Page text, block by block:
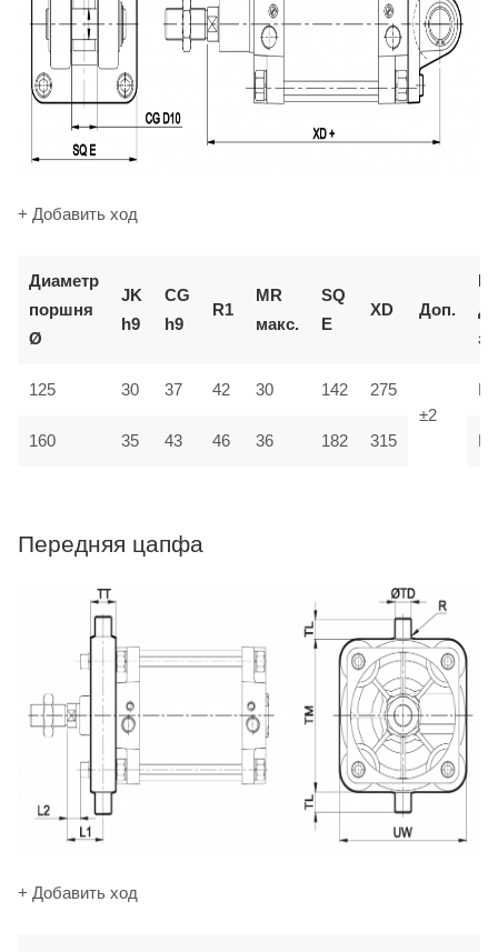
+ Добавить ход
Диаметр
поршня
Ø
JK
h9
CG
h9
R1
MR
макс.
SQ
E
XD Доп.
125 30 37 42 30 142
275
±2
160 35 43 46 36 182 315
Передняя цапфа
+ Добавить ход